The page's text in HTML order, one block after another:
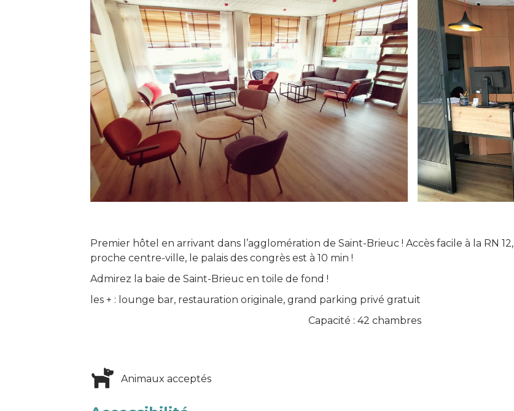
Premier hôtel en arrivant dans l’agglomération de Saint-Brieuc ! Accès facile à la RN 12,
proche centre-ville, le palais des congrès est à 10 min !
Admirez la baie de Saint-Brieuc en toile de fond !
les + : lounge bar, restauration originale, grand parking privé gratuit
Capacité : 42 chambres
Animaux acceptés